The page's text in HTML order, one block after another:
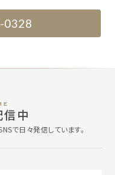
0328
中
で日々発信しています。